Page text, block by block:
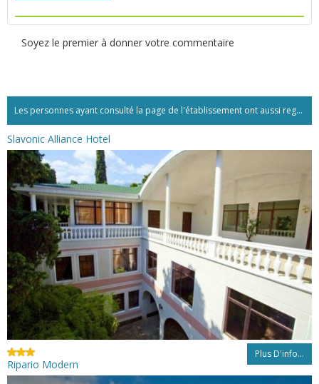
Soyez le premier à donner votre commentaire
Les personnes ayant consulté la page de l'établissement ont aussi regardé:...
Slavonic Alliance Hotel
Plus D'info...
Ripario Modern